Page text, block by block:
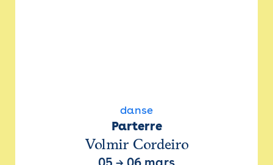
danse
Parterre
Volmir Cordeiro